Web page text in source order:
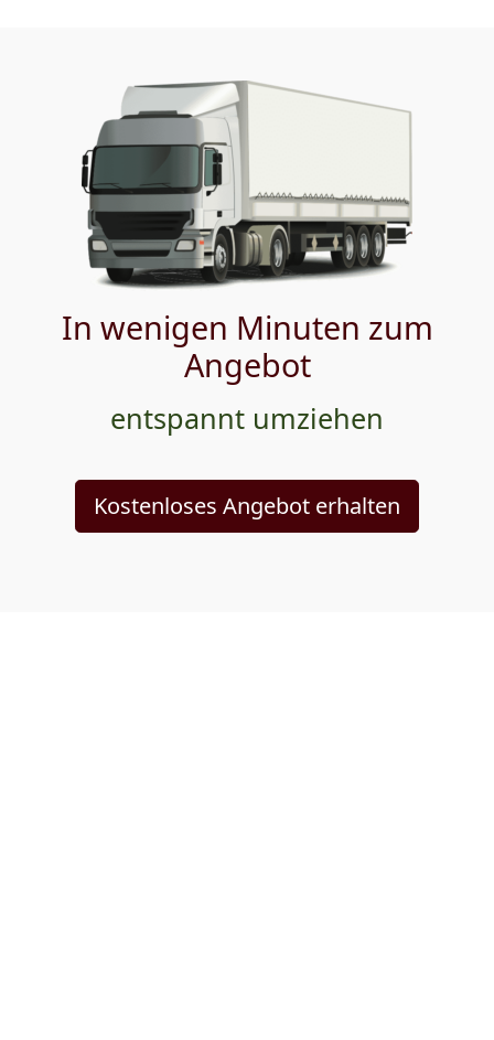
In wenigen Minuten zum
Angebot
entspannt umziehen
Kostenloses Angebot erhalten